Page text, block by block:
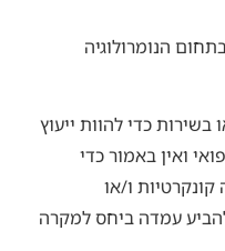
הנומרולוגיה
כדי להוות ייעוץ
ואין באמור כדי
ו/או
עמדה ביחס למקרה